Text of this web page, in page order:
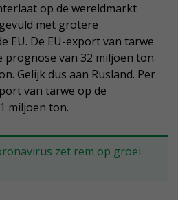
op de wereldmarkt
met grotere
EU. De EU-export van tarwe
prognose van 32 miljoen ton
Gelijk dus aan Rusland. Per
van tarwe op de
miljoen ton.
zet rem op groei